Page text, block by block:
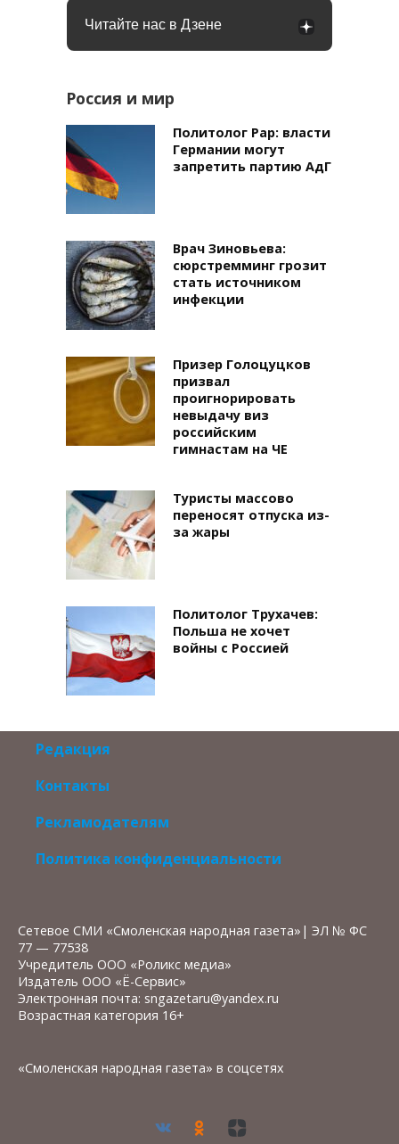
Читайте нас в Дзене
Россия и мир
Политолог Рар: власти
Германии могут
запретить партию АдГ
Врач Зиновьева:
сюрстремминг грозит
стать источником
инфекции
Призер Голоцуцков
призвал
проигнорировать
невыдачу виз
российским
гимнастам на ЧЕ
Туристы массово
переносят отпуска из-
за жары
Политолог Трухачев:
Польша не хочет
войны с Россией
Редакция
Контакты
Рекламодателям
Политика конфиденциальности
Сетевое СМИ «Смоленская народная газета»| ЭЛ № ФС
77 — 77538
Учредитель ООО «Роликс медиа»
Издатель ООО «Ё-Сервис»
Электронная почта: sngazetaru@yandex.ru
Возрастная категория 16+
«Смоленская народная газета» в соцсетях